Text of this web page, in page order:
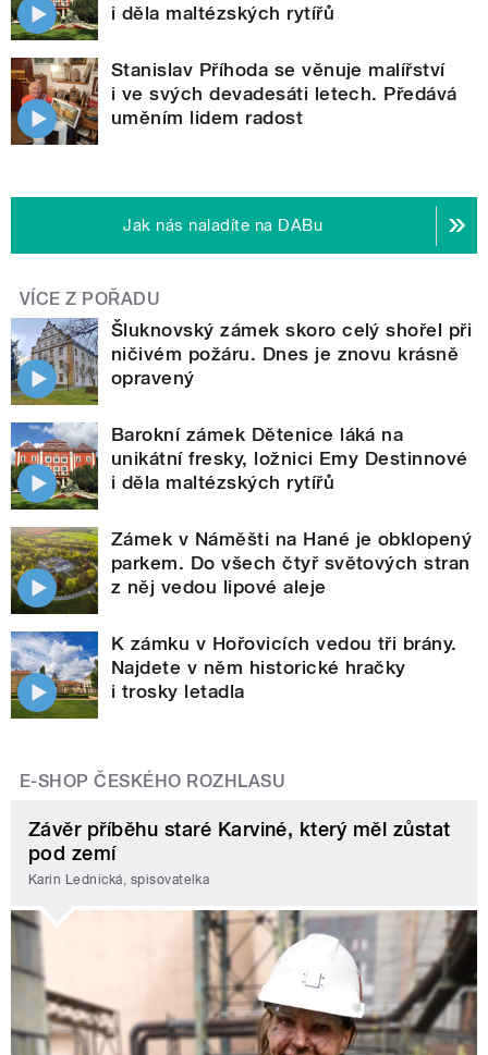
i děla maltézských rytířů
Stanislav Příhoda se věnuje malířství
i ve svých devadesáti letech. Předává
uměním lidem radost
Jak nás naladíte na DABu
VÍCE Z POŘADU
Šluknovský zámek skoro celý shořel při
ničivém požáru. Dnes je znovu krásně
opravený
Barokní zámek Dětenice láká na
unikátní fresky, ložnici Emy Destinnové
i děla maltézských rytířů
Zámek v Náměšti na Hané je obklopený
parkem. Do všech čtyř světových stran
z něj vedou lipové aleje
K zámku v Hořovicích vedou tři brány.
Najdete v něm historické hračky
i trosky letadla
E-SHOP ČESKÉHO ROZHLASU
Závěr příběhu staré Karviné, který měl zůstat
pod zemí
Karin Lednická, spisovatelka